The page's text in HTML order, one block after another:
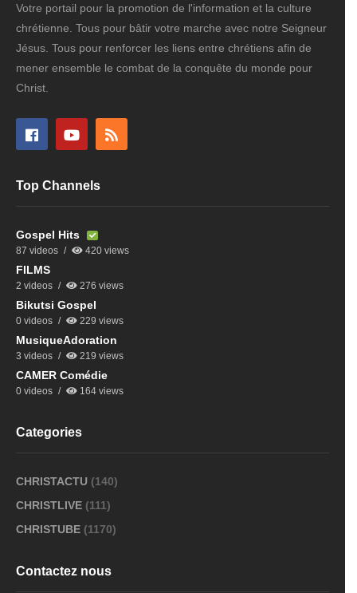
Votre portail pour la promotion de l'information et la culture
chrétienne. Tous pour bâtir votre marche avec notre Seigneur
Jésus. Tous pour renforcer les liens entre chrétiens afin de
mener ensemble le combat de la conquête du monde pour
Christ.
Top Channels
Gospel Hits
87 videos 420 views
FILMS
2 videos 276 views
Bikutsi Gospel
0 videos 229 views
MusiqueAdoration
3 videos 219 views
CAMER Comédie
0 videos 164 views
Categories
CHRISTACTU (140)
CHRISTLIVE (111)
CHRISTUBE (1170)
Contactez nous